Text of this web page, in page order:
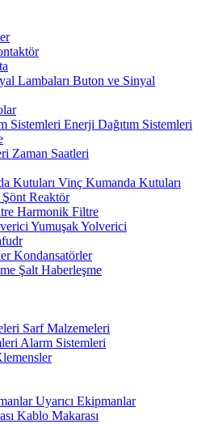
Buton ve Sinyal
Enerji Dağıtım Sistemleri
Zaman Saatleri
Vinç Kumanda Kutuları
Şönt Reaktör
Harmonik Filtre
Yumuşak Yolverici
Kondansatörler
Şalt Haberleşme
Sarf Malzemeleri
Alarm Sistemleri
Uyarıcı Ekipmanlar
Kablo Makarası